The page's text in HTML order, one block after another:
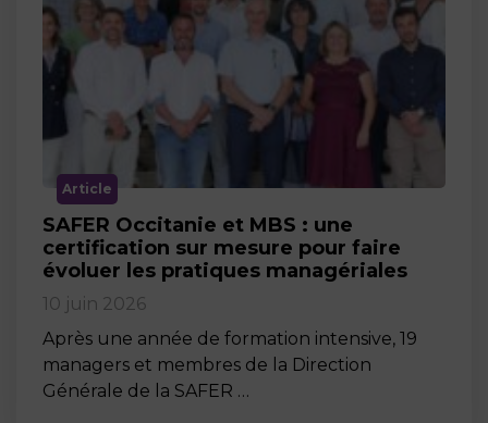
Article
SAFER Occitanie et MBS : une
certification sur mesure pour faire
évoluer les pratiques managériales
10 juin 2026
Après une année de formation intensive, 19
managers et membres de la Direction
Générale de la SAFER …